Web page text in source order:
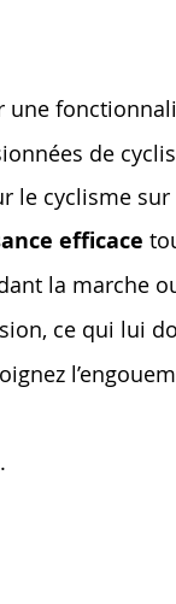
une
de
le cyclisme
efficace
la marche
ce qui lui